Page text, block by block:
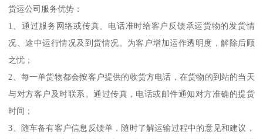
货运公司服务优势：
1、通过服务网络或传真、电话准时给客户反馈承运货物的发货情
况、途中运行情况及到货情况。为客户增加运作透明度，解除后顾
之忧；
2、每一单货物都会按客户提供的收货方电话，在货物的到站的当天
与对方客户及时联系。通过传真，电话或邮件通知对方准确的提货
时间；
3、随车备有客户信息反馈单，随时了解运输过程中的意见和建议，